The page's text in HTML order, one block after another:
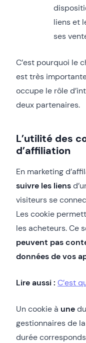
liens et
ses
C’est pourquoi le
est très
occupe le rôle
deux partenaires.
L’utilité des
d’affiliation
En marketing
suivre les liens
visiteurs se
Les cookie
les acheteurs. Ce
peuvent pas
données de vos
Lire aussi : C’est
Un cookie à une
gestionnaires de
durée corresponds